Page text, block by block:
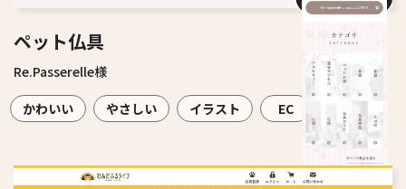
ペット仏具
Re.Passerelle様
かわいい やさしい イラスト EC